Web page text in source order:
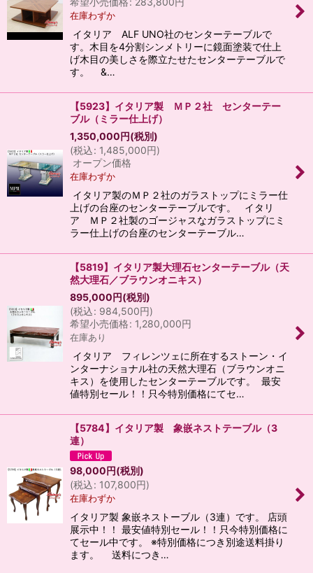
在庫わずか
イタリア ALF UNO社のセンターテーブルで
す。木目を4分割シンメトリーに鏡面塗装で仕上
げ木目の美しさを際立たせたセンターテーブルで
す。 &…
【5923】イタリア製 ＭＰ２社 センターテー
ブル（ミラー仕上げ）
1,350,000円(税別)
(税込: 1,485,000円)
オープン価格
在庫わずか
イタリア製のＭＰ２社のガラストップにミラー仕
上げの台座のセンターテーブルです。 イタリ
ア ＭＰ２社製のゴージャスなガラストップにミ
ラー仕上げの台座のセンターテーブル…
【5819】イタリア製大理石センターテーブル（天
然大理石／ブラウンオニキス）
895,000円(税別)
(税込: 984,500円)
希望小売価格: 1,280,000円
在庫あり
イタリア フィレンツェに所在するストーン・イ
ンターナショナル社の天然大理石（ブラウンオニ
キス）を使用したセンターテーブルです。 最安
値特別セール！！只今特別価格にてセ…
【5784】イタリア製 象嵌ネストテーブル（3
連）
98,000 円(税別)
(税込: 107,800円)
在庫わずか
イタリア製 象嵌ネストーブル（3連）です。 店頭
展示中！！ 最安値特別セール！！只今特別価格に
てセール中です。 ※特別価格につき別途送料掛り
ます。 送料につき…